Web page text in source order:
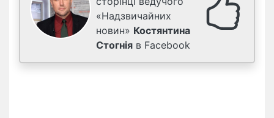
«Надзвичайних
новин» Костянтина
Стогнія в Facebook